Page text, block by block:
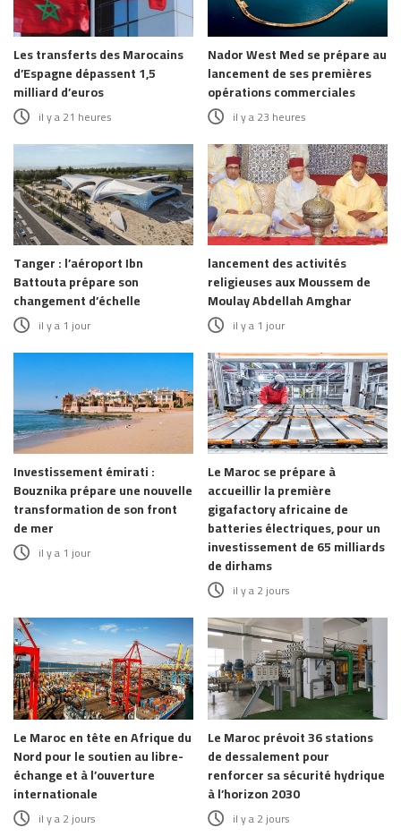
Les transferts des Marocains
d’Espagne dépassent 1,5
milliard d’euros
il y a 21 heures
Nador West Med se prépare au
lancement de ses premières
opérations commerciales
il y a 23 heures
Tanger : l’aéroport Ibn
Battouta prépare son
changement d’échelle
il y a 1 jour
lancement des activités
religieuses aux Moussem de
Moulay Abdellah Amghar
il y a 1 jour
Investissement émirati :
Bouznika prépare une nouvelle
transformation de son front
de mer
il y a 1 jour
Le Maroc se prépare à
accueillir la première
gigafactory africaine de
batteries électriques, pour un
investissement de 65 milliards
de dirhams
il y a 2 jours
Le Maroc en tête en Afrique du
Nord pour le soutien au libre-
échange et à l’ouverture
internationale
il y a 2 jours
Le Maroc prévoit 36 stations
de dessalement pour
renforcer sa sécurité hydrique
à l’horizon 2030
il y a 2 jours